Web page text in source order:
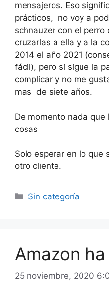
mensajeros. Eso
prácticos, no voy a
schnauzer con el perro
cruzarlas a ella y a la
2014 el año 2021
fácil), pero si sigue la
complicar y no me
mas de siete años.
De momento nada que
cosas
Solo esperar en lo que
otro cliente.
Categorías
Sin categoría
Amazon
25 noviembre, 2020